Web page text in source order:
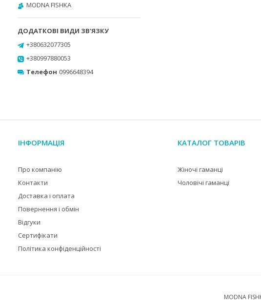
MODNA FISHKA
+380632077305
+380997880053
Телефон 0996648394
ІНФОРМАЦІЯ
Про компанію
Контакти
Доставка і оплата
Повернення і обмін
Відгуки
Сертифікати
Політика конфіденційності
КАТАЛОГ ТОВАРІВ
Жіночі гаманці
Чоловічі гаманці